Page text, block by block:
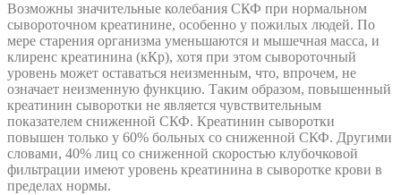
Возможны значительные колебания СКФ при нормальном
сывороточном креатинине, особенно у пожилых людей. По
мере старения организма уменьшаются и мышечная масса, и
клиренс креатинина (кКр), хотя при этом сывороточный
уровень может оставаться неизменным, что, впрочем, не
означает неизменную функцию. Таким образом, повышенный
креатинин сыворотки не является чувствительным
показателем сниженной СКФ. Креатинин сыворотки
повышен только у 60% больных со сниженной СКФ. Другими
словами, 40% лиц со сниженной скоростью клубочковой
фильтрации имеют уровень креатинина в сыворотке крови в
пределах нормы.